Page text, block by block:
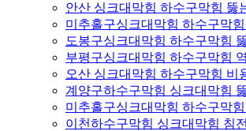
안산 싱크대막힘 하수구막힘 뚫
미추홀구싱크대막힘 하수구막
도봉구싱크대막힘 하수구막힘
부평구싱크대막힘 하수구막힘
오산 싱크대막힘 하수구막힘 비
계양구하수구막힘 싱크대막힘
미추홀구싱크대막힘 하수구막
이천하수구막힘 싱크대막힘 침